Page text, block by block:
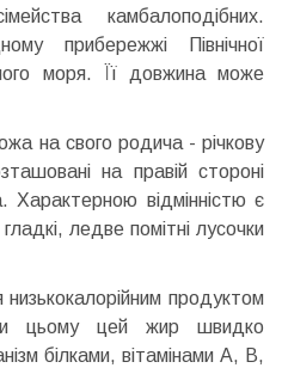
камбалоподібних.
прибережжі Північної
моря. Її довжина може
на свого родича - річкову
на правій стороні
Характерною відмінністю є
ледве помітні лусочки
продуктом
цьому цей жир швидко
білками, вітамінами А, В,